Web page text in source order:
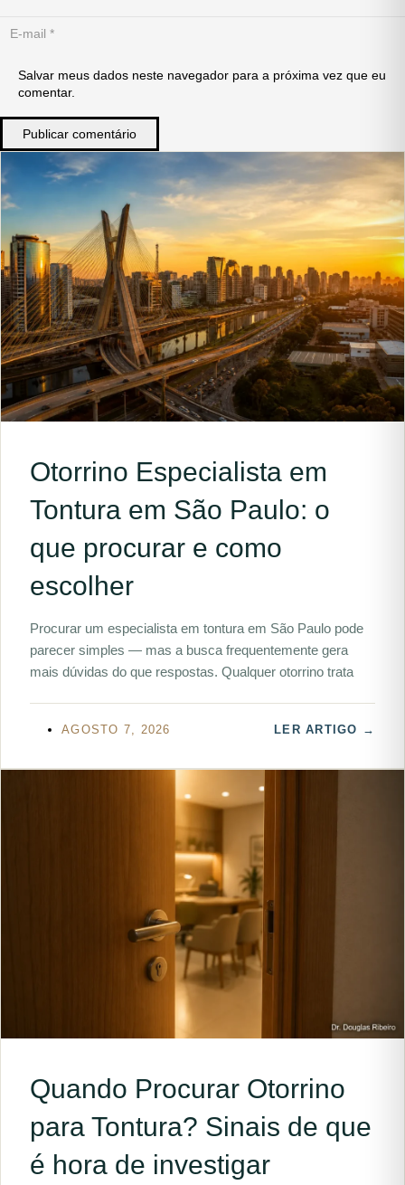
Salvar meus dados neste navegador para a próxima vez que eu
comentar.
Publicar comentário
Otorrino Especialista em
Tontura em São Paulo: o
que procurar e como
escolher
Procurar um especialista em tontura em São Paulo pode
parecer simples — mas a busca frequentemente gera
mais dúvidas do que respostas. Qualquer otorrino trata
AGOSTO 7, 2026 LER ARTIGO →
Quando Procurar Otorrino
para Tontura? Sinais de que
é hora de investigar